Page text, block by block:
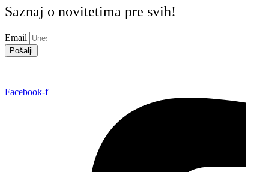
Saznaj o novitetima pre svih!
Email
Pošalji
Facebook-f